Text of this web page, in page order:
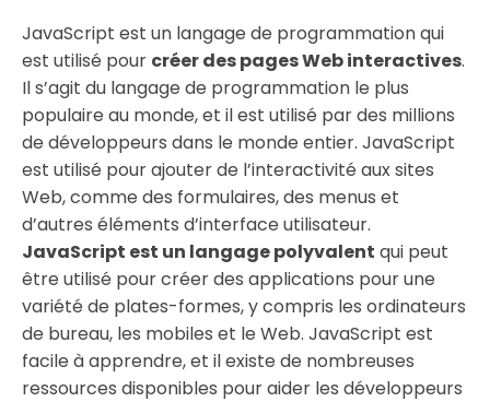
JavaScript est un langage de programmation qui
est utilisé pour créer des pages Web interactives.
Il s’agit du langage de programmation le plus
populaire au monde, et il est utilisé par des millions
de développeurs dans le monde entier. JavaScript
est utilisé pour ajouter de l’interactivité aux sites
Web, comme des formulaires, des menus et
d’autres éléments d’interface utilisateur.
JavaScript est un langage polyvalent qui peut
être utilisé pour créer des applications pour une
variété de plates-formes, y compris les ordinateurs
de bureau, les mobiles et le Web. JavaScript est
facile à apprendre, et il existe de nombreuses
ressources disponibles pour aider les développeurs